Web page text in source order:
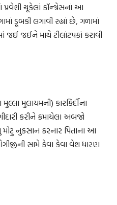
ચૂકેલાં કૉન્ગ્રેસનાં આ
ડૂબકી લગાવી રહ્યાં છે, ગળામાં
જઈ જઈને માથે ટીલાંટપકાં કરાવી
મુલાયમની) કારકિર્દીના
કરીને કમાયેલા અબજો
નુકસાન કરનાર પિતાના આ
સામે કેવા કેવા વેશ ધારણ